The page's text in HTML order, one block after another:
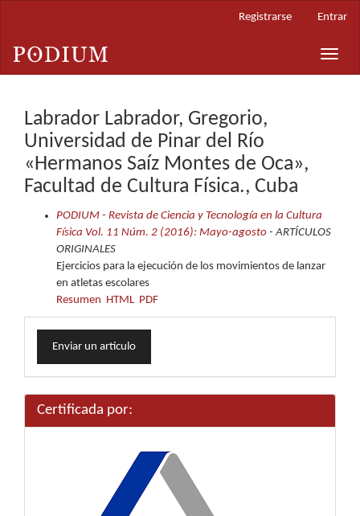
principal
Barra
Registrarse Entrar
Toggle
Labrador Labrador, Gregorio,
Universidad de Pinar del Río
«Hermanos Saíz Montes de Oca»,
Facultad de Cultura Física., Cuba
PODIUM - Revista de Ciencia y Tecnología en la Cultura
Física Vol. 11 Núm. 2 (2016): Mayo-agosto - ARTÍCULOS
ORIGINALES
Ejercicios para la ejecución de los movimientos de lanzar
en atletas escolares
Resumen HTML PDF
Enviar
unEnviar un artículo
Certificada por: